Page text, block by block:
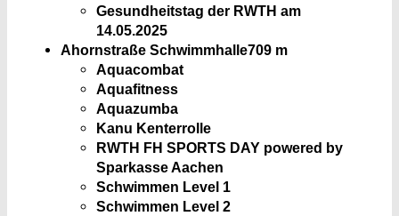
Gesundheitstag der RWTH am
14.05.2025
Ahornstraße Schwimmhalle709 m
Aquacombat
Aquafitness
Aquazumba
Kanu Kenterrolle
RWTH FH SPORTS DAY powered by
Sparkasse Aachen
Schwimmen Level 1
Schwimmen Level 2